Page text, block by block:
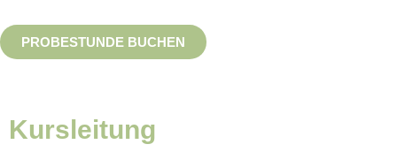
PROBESTUNDE BUCHEN
Kursleitung